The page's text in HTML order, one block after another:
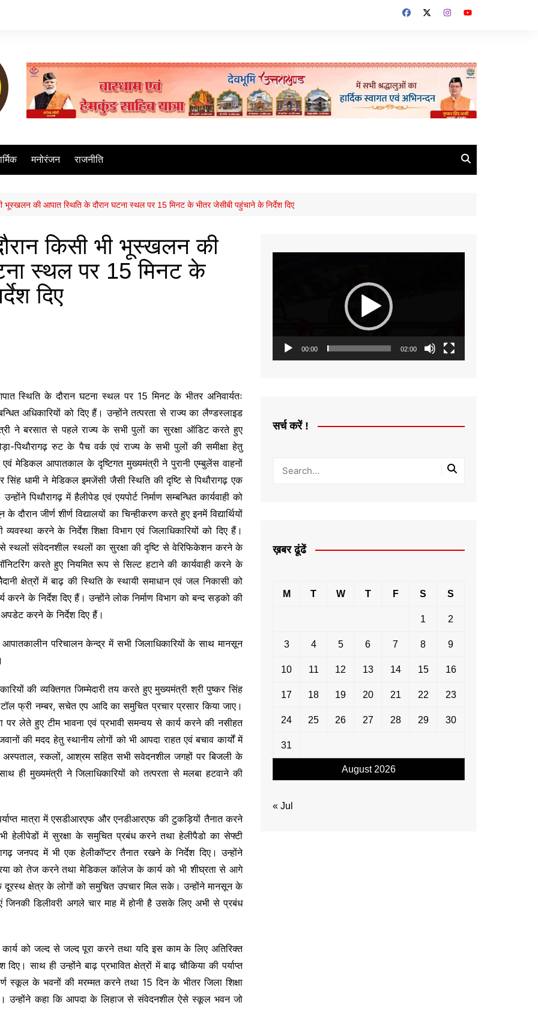
मनोरंजन राजनीति
भूस्खलन की आपात स्थिति के दौरान घटना स्थल पर 15 मिनट के भीतर जेसीबी पहुंचाने के निर्देश दिए
किसी भी भूस्खलन की
स्थल पर 15 मिनट के
दिए
स्थिति के दौरान घटना स्थल पर 15 मिनट के भीतर अनिवार्यतः
अधिकारियों को दिए हैं। उन्होंने तत्परता से राज्य का लैण्डस्लाइड
ने बरसात से पहले राज्य के सभी पुलों का सुरक्षा ऑडिट करते हुए
पिथौरागढ़ रुट के पैच वर्क एवं राज्य के सभी पुलों की समीक्षा हेतु
मेडिकल आपातकाल के दृष्टिगत मुख्यमंत्री ने पुरानी एम्बुलेंस वाहनों
धामी ने मेडिकल इमजेंसी जैसी स्थिति की दृष्टि से पिथौरागढ़ एक
पिथौरागढ़ में हैलीपेड एवं एयपोर्ट निर्माण सम्बन्धित कार्यवाही को
जीर्ण शीर्ण विद्यालयों का चिन्हीकरण करते हुए इनमें विद्यार्थियों
करने के निर्देश शिक्षा विभाग एवं जिलाधिकारियों को दिए हैं।
स्थलों संवेदनशील स्थलों का सुरक्षा की दृष्टि से वेरिफिकेशन करने के
करते हुए नियमित रूप से सिल्ट हटाने की कार्यवाही करने के
क्षेत्रों में बाढ़ की स्थिति के स्थायी समाधान एवं जल निकासी को
के निर्देश दिए हैं। उन्होंने लोक निर्माण विभाग को बन्द सड़को की
करने के निर्देश दिए हैं।
आपातकालीन परिचालन केन्द्र में सभी जिलाधिकारियों के साथ मानसून
की व्यक्तिगत जिम्मेदारी तय करते हुए मुख्यमंत्री श्री पुष्कर सिंह
फ्री नम्बर, सचेत एप आदि का समुचित प्रचार प्रसार किया जाए।
पर लेते हुए टीम भावना एवं प्रभावी समन्वय से कार्य करने की नसीहत
की मदद हेतु स्थानीय लोगों को भी आपदा राहत एवं बचाव कार्यों में
अस्पताल, स्कलों, आश्रम सहित सभी सवेदनशील जगहों पर बिजली के
ही मुख्यमंत्री ने जिलाधिकारियों को तत्परता से मलबा हटवाने की
मात्रा में एसडीआरएफ और एनडीआरएफ की टुकड़ियों तैनात करने
हेलीपेडों में सुरक्षा के समुचित प्रबंध करने तथा हेलीपैडो का सेफ्टी
जनपद में भी एक हेलीकॉप्टर तैनात रखने के निर्देश दिए। उन्होंने
को तेज करने तथा मेडिकल कॉलेज के कार्य को भी शीघ्रता से आगे
दूरस्थ क्षेत्र के लोगों को समुचित उपचार मिल सके। उन्होंने मानसून के
जिनकी डिलीवरी अगले चार माह में होनी है उसके लिए अभी से प्रबंध
को जल्द से जल्द पूरा करने तथा यदि इस काम के लिए अतिरिक्त
साथ ही उन्होंने बाढ़ प्रभावित क्षेत्रों में बाढ़ चौकिया की पर्याप्त
स्कूल के भवनों की मरम्मत करने तथा 15 दिन के भीतर जिला शिक्षा
उन्होंने कहा कि आपदा के लिहाज से संवेदनशील ऐसे स्कूल भवन जो
00:00 02:00
सर्च करें !
ख़बर ढूंढें
August 2026
M T W T F S S
1 2
3 4 5 6 7 8 9
10 11 12 13 14 15 16
17 18 19 20 21 22 23
24 25 26 27 28 29 30
31
« Jul